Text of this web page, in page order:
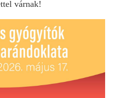
várnak!